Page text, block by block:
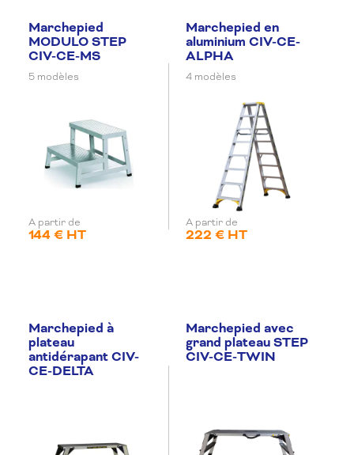
Marchepied
MODULO STEP
CIV-CE-MS
5 modèles
A partir de
144 € HT
Marchepied en
aluminium CIV-CE-
ALPHA
4 modèles
A partir de
222 € HT
Marchepied à
plateau
antidérapant CIV-
CE-DELTA
Marchepied avec
grand plateau STEP
CIV-CE-TWIN